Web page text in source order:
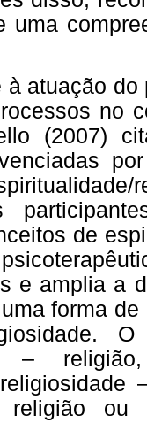
uma
à atuação
no
(2007)
de
e amplia a
forma
–
religião ou